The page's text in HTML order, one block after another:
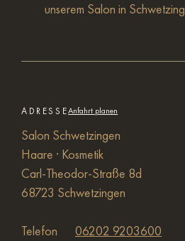
unserem Salon in
ADRESSEAnfahrt planen
Salon Schwetzingen
Haare · Kosmetik
Carl-Theodor-Straße 8d
68723 Schwetzingen
Telefon
06202 9203600